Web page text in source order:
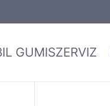
GUMISZERVIZ